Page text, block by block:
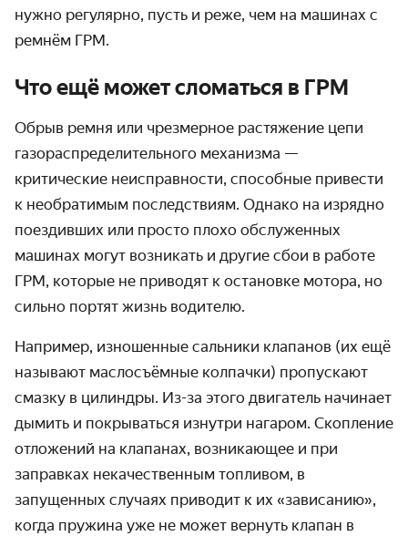
нужно регулярно, пусть и реже, чем на машинах с
ремнём ГРМ.
Что ещё может сломаться в ГРМ
Обрыв ремня или чрезмерное растяжение цепи
газораспределительного механизма —
критические неисправности, способные привести
к необратимым последствиям. Однако на изрядно
поездивших или просто плохо обслуженных
машинах могут возникать и другие сбои в работе
ГРМ, которые не приводят к остановке мотора, но
сильно портят жизнь водителю.
Например, изношенные сальники клапанов (их ещё
называют маслосъёмные колпачки) пропускают
смазку в цилиндры. Из-за этого двигатель начинает
дымить и покрываться изнутри нагаром. Скопление
отложений на клапанах, возникающее и при
заправках некачественным топливом, в
запущенных случаях приводит к их «зависанию»,
когда пружина уже не может вернуть клапан в